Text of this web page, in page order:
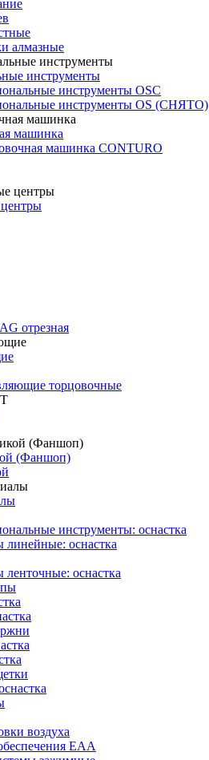
алмазные
инструменты
инструменты OSC
инструменты OS (СНЯТО)
машинка
машинка CONTURO
отрезная
торцовочные
(Фаншоп)
инструменты: оснастка
оснастка
оснастка
воздуха
EAA